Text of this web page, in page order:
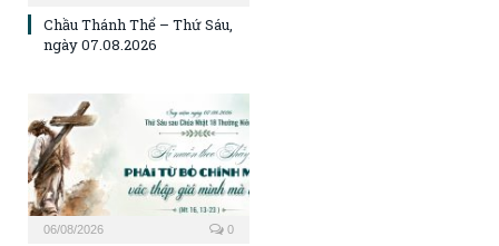
Chầu Thánh Thể – Thứ Sáu,
ngày 07.08.2026
06/08/2026 0